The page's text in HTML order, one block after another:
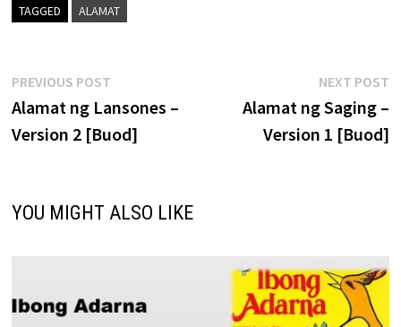
TAGGED ALAMAT
Post
navigation
PREVIOUS POSTPrevious
post:
Alamat ng Lansones –
Version 2 [Buod]
NEXT POST
Alamat ng Saging –
Version 1 [Buod]
YOU MIGHT ALSO LIKE